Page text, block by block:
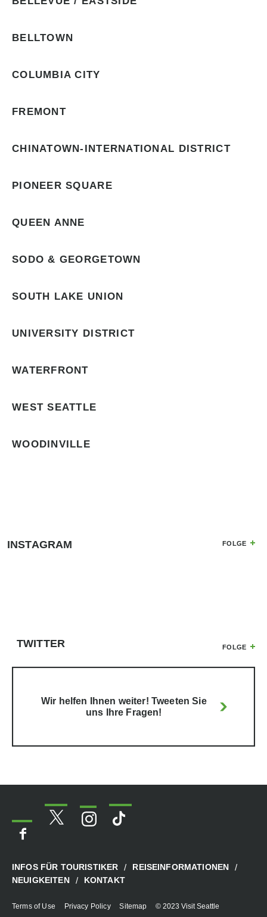
BELLTOWN
COLUMBIA CITY
FREMONT
CHINATOWN-INTERNATIONAL DISTRICT
PIONEER SQUARE
QUEEN ANNE
SODO & GEORGETOWN
SOUTH LAKE UNION
UNIVERSITY DISTRICT
WATERFRONT
WEST SEATTLE
WOODINVILLE
FOLGE
INSTAGRAM
FOLGE
TWITTER
Wir helfen Ihnen weiter! Tweeten Sie
uns Ihre Fragen!
INFOS FÜR TOURISTIKER
REISEINFORMATIONEN
NEUIGKEITEN
KONTAKT
Terms of Use Privacy Policy Sitemap © 2023 Visit Seattle